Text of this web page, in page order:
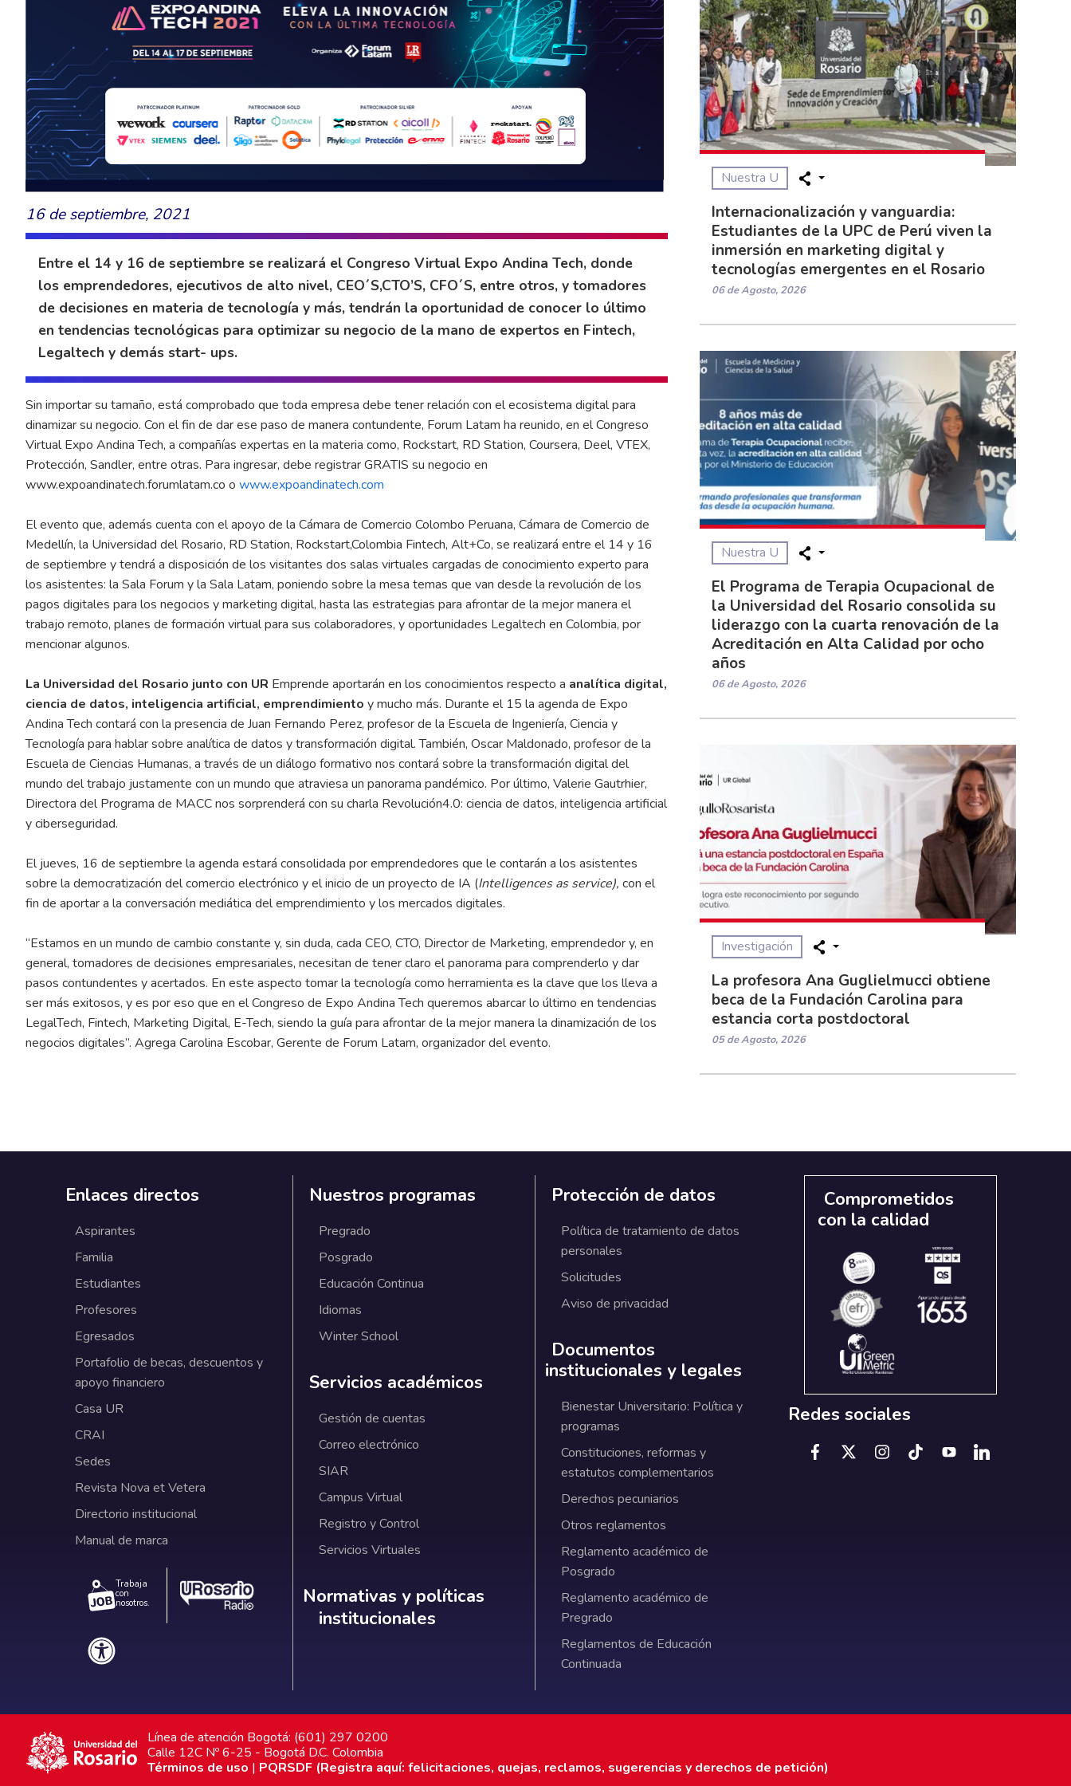
16 de septiembre, 2021
Entre el 14 y 16 de septiembre se realizará el Congreso Virtual Expo Andina Tech, donde
los emprendedores, ejecutivos de alto nivel, CEO´S,CTO’S, CFO´S, entre otros, y tomadores
de decisiones en materia de tecnología y más, tendrán la oportunidad de conocer lo último
en tendencias tecnológicas para optimizar su negocio de la mano de expertos en Fintech,
Legaltech y demás start- ups.
Sin importar su tamaño, está comprobado que toda empresa debe tener relación con el ecosistema digital para
dinamizar su negocio. Con el fin de dar ese paso de manera contundente, Forum Latam ha reunido, en el Congreso
Virtual Expo Andina Tech, a compañías expertas en la materia como, Rockstart, RD Station, Coursera, Deel, VTEX,
Protección, Sandler, entre otras. Para ingresar, debe registrar GRATIS su negocio en
www.expoandinatech.forumlatam.co o www.expoandinatech.com
El evento que, además cuenta con el apoyo de la Cámara de Comercio Colombo Peruana, Cámara de Comercio de
Medellín, la Universidad del Rosario, RD Station, Rockstart,Colombia Fintech, Alt+Co, se realizará entre el 14 y 16
de septiembre y tendrá a disposición de los visitantes dos salas virtuales cargadas de conocimiento experto para
los asistentes: la Sala Forum y la Sala Latam, poniendo sobre la mesa temas que van desde la revolución de los
pagos digitales para los negocios y marketing digital, hasta las estrategias para afrontar de la mejor manera el
trabajo remoto, planes de formación virtual para sus colaboradores, y oportunidades Legaltech en Colombia, por
mencionar algunos.
La Universidad del Rosario junto con UR Emprende aportarán en los conocimientos respecto a analítica digital,
ciencia de datos, inteligencia artificial, emprendimiento y mucho más. Durante el 15 la agenda de Expo
Andina Tech contará con la presencia de Juan Fernando Perez, profesor de la Escuela de Ingeniería, Ciencia y
Tecnología para hablar sobre analítica de datos y transformación digital. También, Oscar Maldonado, profesor de la
Escuela de Ciencias Humanas, a través de un diálogo formativo nos contará sobre la transformación digital del
mundo del trabajo justamente con un mundo que atraviesa un panorama pandémico. Por último, Valerie Gautrhier,
Directora del Programa de MACC nos sorprenderá con su charla Revolución4.0: ciencia de datos, inteligencia artificial
y ciberseguridad.
El jueves, 16 de septiembre la agenda estará consolidada por emprendedores que le contarán a los asistentes
sobre la democratización del comercio electrónico y el inicio de un proyecto de IA (Intelligences as service), con el
fin de aportar a la conversación mediática del emprendimiento y los mercados digitales.
“Estamos en un mundo de cambio constante y, sin duda, cada CEO, CTO, Director de Marketing, emprendedor y, en
general, tomadores de decisiones empresariales, necesitan de tener claro el panorama para comprenderlo y dar
pasos contundentes y acertados. En este aspecto tomar la tecnología como herramienta es la clave que los lleva a
ser más exitosos, y es por eso que en el Congreso de Expo Andina Tech queremos abarcar lo último en tendencias
LegalTech, Fintech, Marketing Digital, E-Tech, siendo la guía para afrontar de la mejor manera la dinamización de los
negocios digitales”. Agrega Carolina Escobar, Gerente de Forum Latam, organizador del evento.
Nuestra U
Internacionalización y vanguardia:
Estudiantes de la UPC de Perú viven la
inmersión en marketing digital y
tecnologías emergentes en el Rosario
06 de Agosto, 2026
Nuestra U
El Programa de Terapia Ocupacional de
la Universidad del Rosario consolida su
liderazgo con la cuarta renovación de la
Acreditación en Alta Calidad por ocho
años
06 de Agosto, 2026
Investigación
La profesora Ana Guglielmucci obtiene
beca de la Fundación Carolina para
estancia corta postdoctoral
05 de Agosto, 2026
Enlaces directos
Aspirantes
Familia
Estudiantes
Profesores
Egresados
Portafolio de becas, descuentos y
apoyo financiero
Casa UR
CRAI
Sedes
Revista Nova et Vetera
Directorio institucional
Manual de marca
Trabaja
con
nosotros.
Nuestros programas
Pregrado
Posgrado
Educación Continua
Idiomas
Winter School
Servicios académicos
Gestión de cuentas
Correo electrónico
SIAR
Campus Virtual
Registro y Control
Servicios Virtuales
Normativas y políticas institucionales
Normativas y políticas
institucionales
Protección de datos
Política de tratamiento de datos
personales
Solicitudes
Aviso de privacidad
Documentos
institucionales y legales
Bienestar Universitario: Política y
programas
Constituciones, reformas y
estatutos complementarios
Derechos pecuniarios
Otros reglamentos
Reglamento académico de
Posgrado
Reglamento académico de
Pregrado
Reglamentos de Educación
Continuada
Comprometidos
con la calidad
Redes sociales
Línea de atención Bogotá: (601) 297 0200
Calle 12C Nº 6-25 - Bogotá D.C. Colombia
Términos de uso | PQRSDF (Registra aquí: felicitaciones, quejas, reclamos, sugerencias y derechos de petición)